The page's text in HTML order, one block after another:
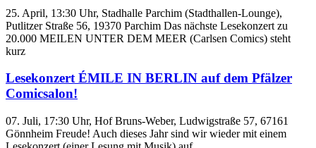
25. April, 13:30 Uhr, Stadhalle Parchim (Stadthallen-Lounge),
Putlitzer Straße 56, 19370 Parchim Das nächste Lesekonzert zu
20.000 MEILEN UNTER DEM MEER (Carlsen Comics) steht
kurz
Lesekonzert ÉMILE IN BERLIN auf dem Pfälzer
Comicsalon!
07. Juli, 17:30 Uhr, Hof Bruns-Weber, Ludwigstraße 57, 67161
Gönnheim Freude! Auch dieses Jahr sind wir wieder mit einem